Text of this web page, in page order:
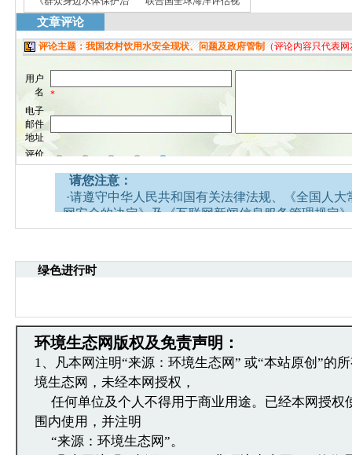
文章评论
请您注意：
·请遵守中华人民共和国有关法律法规、《全国人
网安全的决定》及《互联网新闻信息服务管理规定
·请注意语言文明，尊重网络道德，并承担一切因您
·中国环境生态网文章跟帖管理员有权保留或删除其
容。
·发表本评论即表明您已经阅读并接受上述条款，如
文章跟帖管理员反映。
绿色进行时
环境生态网版权及免责声明：
1、凡本网注明“来源：环境生态网” 或“本站原创”的
境生态网，未经本网授权，
任何单位及个人不得用于商业用途。已经本网授权
围内使用，并注明
“来源：环境生态网”。